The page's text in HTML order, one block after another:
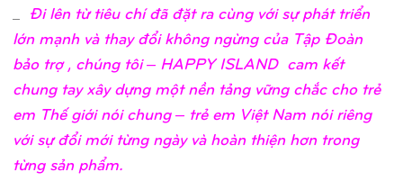
Đi lên từ tiêu chí đã đặt ra cùng với sự phát triển
lớn mạnh và thay đổi không ngừng của Tập Đoàn
bảo trợ , chúng tôi – HAPPY ISLAND cam kết
chung tay xây dựng một nền tảng vững chắc cho trẻ
em Thế giới nói chung – trẻ em Việt Nam nói riêng
với sự đổi mới từng ngày và hoàn thiện hơn trong
từng sản phẩm.